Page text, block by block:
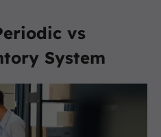
vs
System